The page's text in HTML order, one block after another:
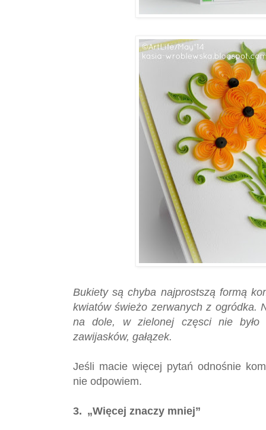
Bukiety są chyba najprostszą formą
kwiatów świeżo zerwanych z ogródka.
na dole, w zielonej częsci nie
zawijasków, gałązek.
Jeśli macie więcej pytań odnośnie
nie odpowiem.
3. „Więcej znaczy mniej”